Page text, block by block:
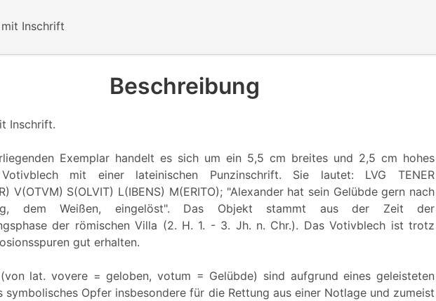
Inschrift
Beschreibung
Inschrift.
Exemplar handelt es sich um ein 5,5 cm breites und 2,5 cm hohes
mit einer lateinischen Punzinschrift. Sie lautet: LVG TENER
V(OTVM) S(OLVIT) L(IBENS) M(ERITO); "Alexander hat sein Gelübde gern nach
dem Weißen, eingelöst". Das Objekt stammt aus der Zeit der
der römischen Villa (2. H. 1. - 3. Jh. n. Chr.). Das Votivblech ist trotz
gut erhalten.
lat. vovere = geloben, votum = Gelübde) sind aufgrund eines geleisteten
symbolisches Opfer insbesondere für die Rettung aus einer Notlage und zumeist